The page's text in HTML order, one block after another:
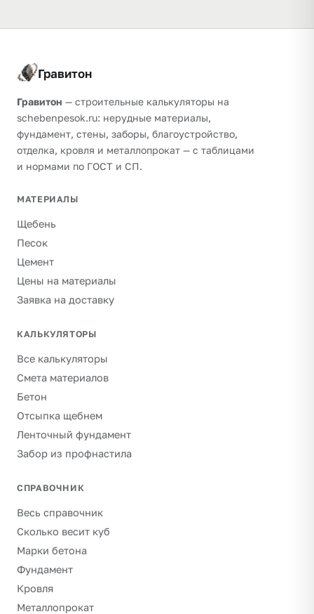
Гравитон
Гравитон — строительные калькуляторы на
schebenpesok.ru: нерудные материалы,
фундамент, стены, заборы, благоустройство,
отделка, кровля и металлопрокат — с таблицами
и нормами по ГОСТ и СП.
МАТЕРИАЛЫ
Щебень
Песок
Цемент
Цены на материалы
Заявка на доставку
КАЛЬКУЛЯТОРЫ
Все калькуляторы
Смета материалов
Бетон
Отсыпка щебнем
Ленточный фундамент
Забор из профнастила
СПРАВОЧНИК
Весь справочник
Сколько весит куб
Марки бетона
Фундамент
Кровля
Металлопрокат